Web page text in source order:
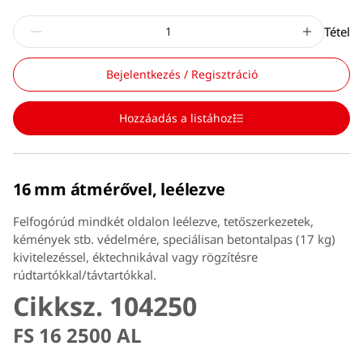
Tétel
Bejelentkezés / Regisztráció
Hozzáadás a listához
16 mm átmérővel, leélezve
Felfogórúd mindkét oldalon leélezve, tetőszerkezetek,
kémények stb. védelmére, speciálisan betontalpas (17 kg)
kivitelezéssel, éktechnikával vagy rögzítésre
rúdtartókkal/távtartókkal.
Cikksz. 104250
FS 16 2500 AL